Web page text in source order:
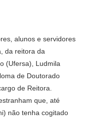
alunos e servidores
da reitora da
(Ufersa), Ludmila
de Doutorado
de Reitora.
que, até
não tenha cogitado